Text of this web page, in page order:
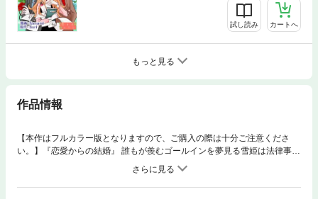
試し読み カートへ
もっと見る
作品情報
【本作はフルカラー版となりますので、ご購入の際は十分ご注意くださ
い。】『恋愛からの結婚』 誰もが羨むゴールインを夢見る雪姫は法律事務
所のOL、現在未婚の29歳崖っぷち。職場のデキるイケメン弁護士との妄
想で心を満たす毎日だけど、ひょんな事から替え玉お見合いをする事に。
そこで現れた相手は生涯最高に嫌なヤツで――！？【恋するソワレ】